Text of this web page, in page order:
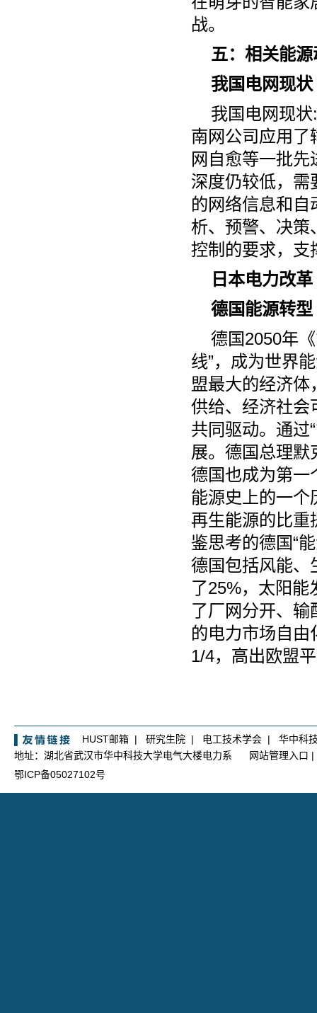
战。
五：相关能
我国电网现状
我国电网现
南网公司应用了
网自愈等一批
深度仍较低，需
的网络信息和
析、预警、决策
控制的要求，支
日本电力改革
德国能源转型
德国2050年
线”，成为世界
盟最大的经济
供给、经济社会
共同驱动。通过
展。德国总理默
德国也成为第一
能源史上的一
再生能源的比重
鉴思考的德国“
德国包括风能、
了25%，太阳能
了厂网分开、输
的电力市场自
1/4，高出欧盟
HUST邮箱 | 研究生院 | 电工技术学会 | 华中科
地址：湖北省武汉市华中科技大学电气大楼电力系
网站管理入口 |
鄂ICP备05027102号